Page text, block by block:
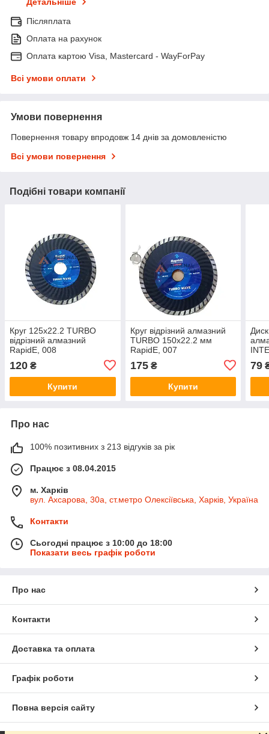
Детальніше
Післяплата
Оплата на рахунок
Оплата картою Visa, Mastercard - WayForPay
Всі умови оплати
Умови повернення
Повернення товару впродовж 14 днів за домовленістю
Всі умови повернення
Подібні товари компанії
Круг 125х22.2 TURBO
відрізний алмазний
RapidE, 008
120 ₴
Купити
Круг відрізний алмазний
TURBO 150х22.2 мм
RapidE, 007
175₴
Купити
79
Про нас
100% позитивних з 213 відгуків за рік
Працює з 08.04.2015
м. Харків
вул. Ахсарова, 30а, ст.метро Олексіївська, Харків, Україна
Контакти
Сьогодні працює з 10:00 до 18:00
Показати весь графік роботи
Про нас
Контакти
Доставка та оплата
Графік роботи
Повна версія сайту